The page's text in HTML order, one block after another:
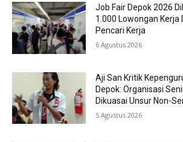
Job Fair Depok 2026
1.000 Lowongan Kerja
Pencari Kerja
6 Agustus 2026
Aji San Kritik
Depok: Organisasi
Dikuasai Unsur Non-
5 Agustus 2026